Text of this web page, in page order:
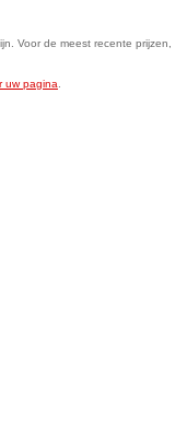
Voor de meest recente prijzen,
uw pagina